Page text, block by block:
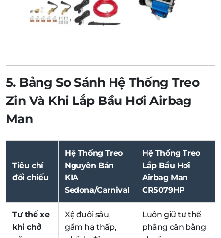
5. Bảng So Sánh Hệ Thống Treo
Zin Và Khi Lắp Bầu Hơi Airbag
Man
Tiêu chí
đối chiếu
Hệ Thống Treo
Nguyên Bản
KIA
Sedona/Carnival
Hệ Thống Treo
Lắp Bầu Hơi
Airbag Man
CR5079HP
Tư thế xe
khi chở
Xệ đuôi sâu,
gầm hạ thấp,
Luôn giữ tư thế
phẳng cân bằng